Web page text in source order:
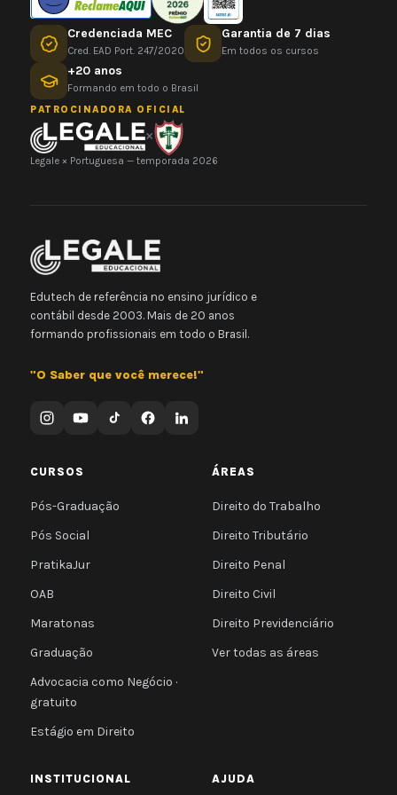
Credenciada MEC
Cred. EAD Port. 247/2020
Garantia de 7 dias
Em todos os cursos
+20 anos
Formando em todo o Brasil
PATROCINADORA OFICIAL
×
Legale × Portuguesa — temporada 2026
Edutech de referência no ensino jurídico e
contábil desde 2003. Mais de 20 anos
formando profissionais em todo o Brasil.
"O Saber que você merece!"
CURSOS
Pós-Graduação
Pós Social
PratikaJur
OAB
Maratonas
Graduação
Advocacia como Negócio ·
gratuito
Estágio em Direito
ÁREAS
Direito do Trabalho
Direito Tributário
Direito Penal
Direito Civil
Direito Previdenciário
Ver todas as áreas
INSTITUCIONAL AJUDA